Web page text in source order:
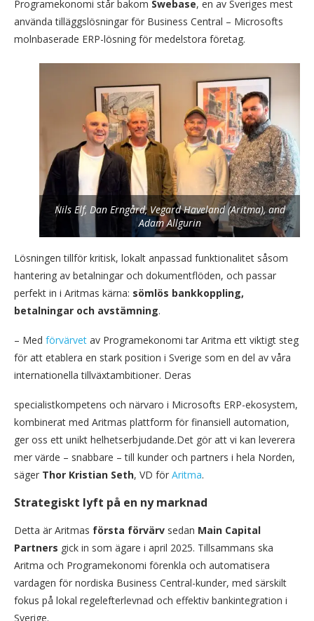
Programekonomi står bakom Swebase, en av Sveriges mest
använda tilläggslösningar för Business Central – Microsofts
molnbaserade ERP-lösning för medelstora företag.
Nils Elf, Dan Erngård, Vegard Haveland (Aritma), and
Adam Allgurin
Lösningen tillför kritisk, lokalt anpassad funktionalitet såsom
hantering av betalningar och dokumentflöden, och passar
perfekt in i Aritmas kärna: sömlös bankkoppling,
betalningar och avstämning.
– Med förvärvet av Programekonomi tar Aritma ett viktigt steg
för att etablera en stark position i Sverige som en del av våra
internationella tillväxtambitioner. Deras
specialistkompetens och närvaro i Microsofts ERP-ekosystem,
kombinerat med Aritmas plattform för finansiell automation,
ger oss ett unikt helhetserbjudande.Det gör att vi kan leverera
mer värde – snabbare – till kunder och partners i hela Norden,
säger Thor Kristian Seth, VD för Aritma.
Strategiskt lyft på en ny marknad
Detta är Aritmas första förvärv sedan Main Capital
Partners gick in som ägare i april 2025. Tillsammans ska
Aritma och Programekonomi förenkla och automatisera
vardagen för nordiska Business Central-kunder, med särskilt
fokus på lokal regelefterlevnad och effektiv bankintegration i
Sverige.